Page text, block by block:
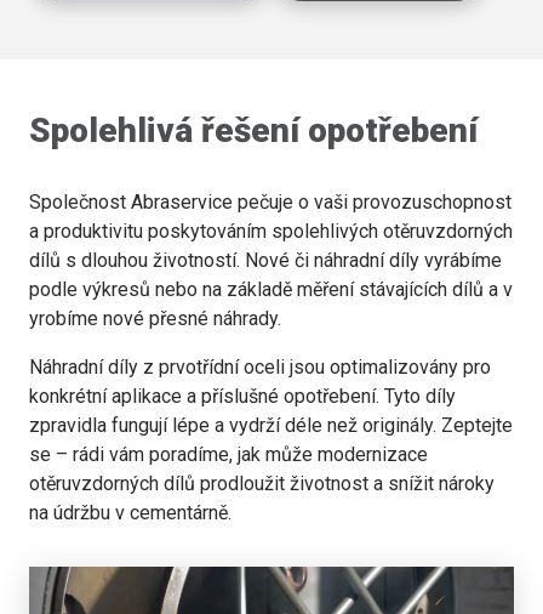
Spolehlivá řešení opotřebení
Společnost Abraservice pečuje o vaši provozuschopnost
a produktivitu poskytováním spolehlivých otěruvzdorných
dílů s dlouhou životností. Nové či náhradní díly vyrábíme
podle výkresů nebo na základě měření stávajících dílů a v
yrobíme nové přesné náhrady.
Náhradní díly z prvotřídní oceli jsou optimalizovány pro
konkrétní aplikace a příslušné opotřebení. Tyto díly
zpravidla fungují lépe a vydrží déle než originály. Zeptejte
se – rádi vám poradíme, jak může modernizace
otěruvzdorných dílů prodloužit životnost a snížit nároky
na údržbu v cementárně.